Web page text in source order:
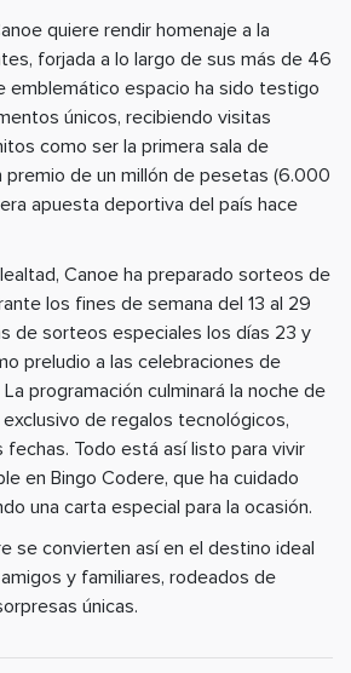
quiere rendir homenaje a la
forjada a lo largo de sus más de 46
emblemático espacio ha sido testigo
únicos, recibiendo visitas
como ser la primera sala de
premio de un millón de pesetas (6.000
apuesta deportiva del país hace
Canoe ha preparado sorteos de
los fines de semana del 13 al 29
de sorteos especiales los días 23 y
preludio a las celebraciones de
programación culminará la noche de
de regalos tecnológicos,
Todo está así listo para vivir
en Bingo Codere, que ha cuidado
una carta especial para la ocasión.
se convierten así en el destino ideal
y familiares, rodeados de
únicas.